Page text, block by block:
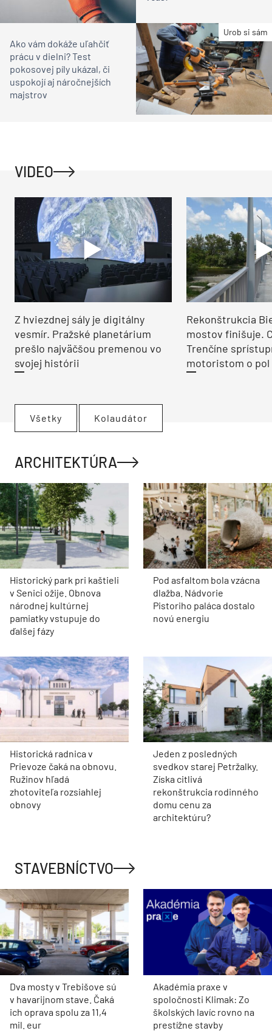
Urob si sám
Ako vám dokáže uľahčiť
prácu v dielni? Test
pokosovej píly ukázal, či
uspokojí aj náročnejších
majstrov
VIDEO
Z hviezdnej sály je digitálny
vesmír. Pražské planetárium
prešlo najväčšou premenou vo
svojej histórii
Rekonštrukcia
mostov finišuje.
Trenčíne
motoristom o pol
Všetky Kolaudátor
ARCHITEKTÚRA
Historický park pri kaštieli
v Senici ožije. Obnova
národnej kultúrnej
pamiatky vstupuje do
ďalšej fázy
Pod asfaltom bola vzácna
dlažba. Nádvorie
Pistoriho paláca dostalo
novú energiu
Historická radnica v
Prievoze čaká na obnovu.
Ružinov hľadá
zhotoviteľa rozsiahlej
obnovy
Jeden z posledných
svedkov starej Petržalky.
Získa citlivá
rekonštrukcia rodinného
domu cenu za
architektúru?
STAVEBNÍCTVO
Dva mosty v Trebišove sú
v havarijnom stave. Čaká
ich oprava spolu za 11,4
mil. eur
Akadémia praxe v
spoločnosti Klimak: Zo
školských lavíc rovno na
prestížne stavby